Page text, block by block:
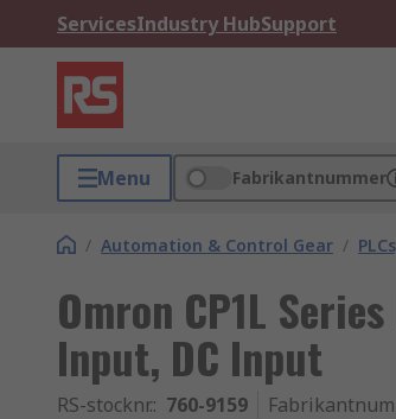
ServicesIndustry HubSupport
Menu Fabrikantnummer
/ Automation & Control Gear /
Omron CP1L
Input, DC Input
RS-stocknr.: 760-9159